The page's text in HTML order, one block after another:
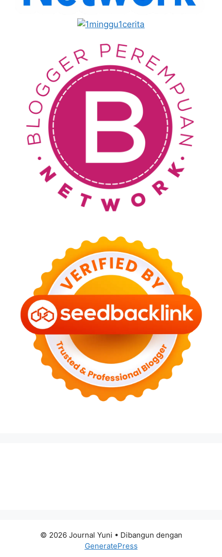
© 2026 Journal Yuni • Dibangun dengan
GeneratePress